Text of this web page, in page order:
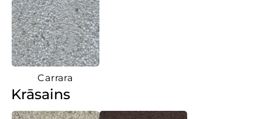
Carrara
Krāsains